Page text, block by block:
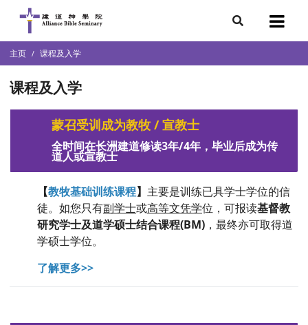
化研究中心
主页 课程及入学
课程及入学
蒙召受训成为教牧 / 宣教士
全时间在长洲建道修读3年/4年，毕业后成为传
道人或宣教士
【教牧基础训练课程】 主要是训练已具学士学位的信
徒。如您只有副学士或高等文凭学位，可报读基督教
研究学士及道学硕士结合课程(BM) ，最终亦可取得道
学硕士学位。
了解更多>>